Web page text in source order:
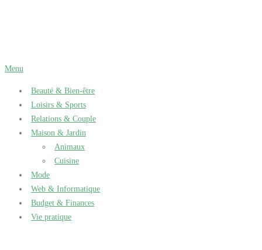
Menu
Beauté & Bien-être
Loisirs & Sports
Relations & Couple
Maison & Jardin
Animaux
Cuisine
Mode
Web & Informatique
Budget & Finances
Vie pratique